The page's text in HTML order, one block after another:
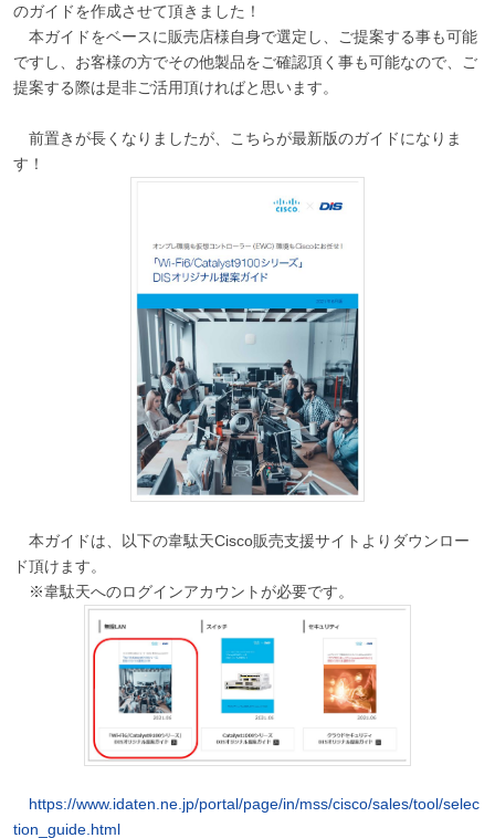
のガイドを作成させて頂きました！
本ガイドをベースに販売店様自身で選定し、ご提案する事も可能
ですし、お客様の方でその他製品をご確認頂く事も可能なので、ご
提案する際は是非ご活用頂ければと思います。
前置きが長くなりましたが、こちらが最新版のガイドになりま
す！
本ガイドは、以下の韋駄天Cisco販売支援サイトよりダウンロー
ド頂けます。
※韋駄天へのログインアカウントが必要です。
https://www.idaten.ne.jp/portal/page/in/mss/cisco/sales/tool/selec
tion_guide.html